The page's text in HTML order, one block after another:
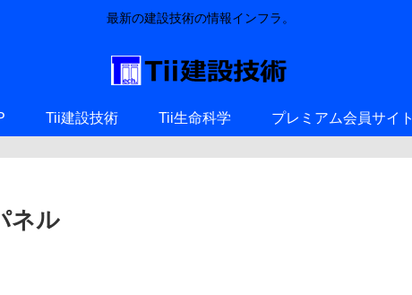
最新の建設技術の情報インフラ。
Tii建設技術 Tii生命科学 プレミアム会員サイト
ネル